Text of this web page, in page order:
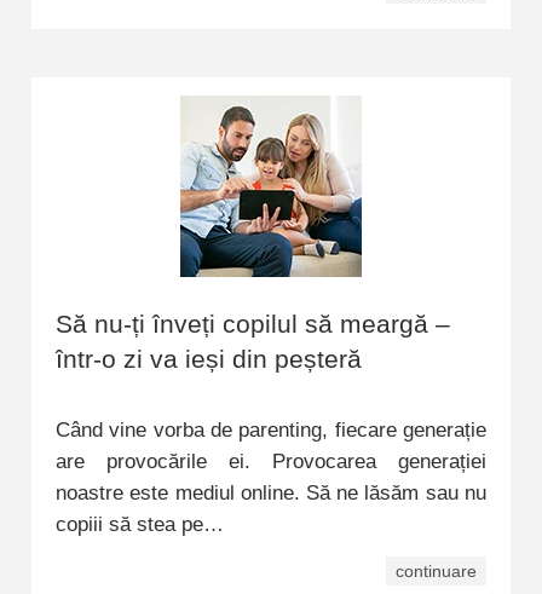
Să nu-ți înveți copilul să meargă –
într-o zi va ieși din peșteră
Când vine vorba de parenting, fiecare generație
are provocările ei. Provocarea generației
noastre este mediul online. Să ne lăsăm sau nu
copiii să stea pe…
continuare